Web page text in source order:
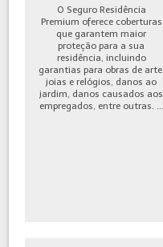
O Seguro Residência
Premium oferece coberturas
que garantem maior
proteção para a sua
residência, incluindo
garantias para obras de arte,
joias e relógios, danos ao
jardim, danos causados aos
empregados, entre outras. ...